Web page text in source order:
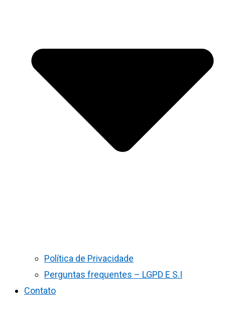
Política de Privacidade
Perguntas frequentes – LGPD E S.I
Contato